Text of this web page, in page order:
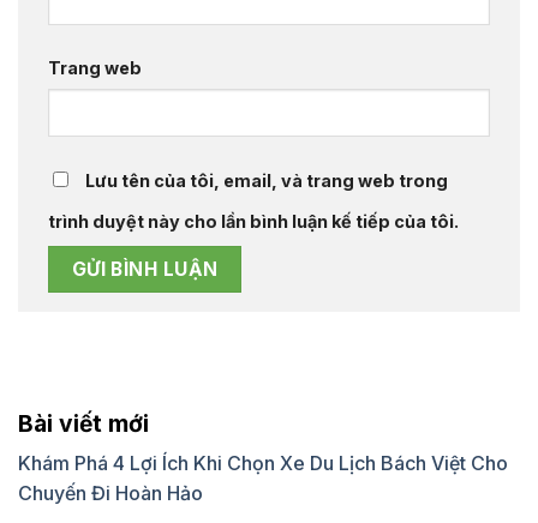
Trang web
Lưu tên của tôi, email, và trang web trong
trình duyệt này cho lần bình luận kế tiếp của tôi.
Bài viết mới
Khám Phá 4 Lợi Ích Khi Chọn Xe Du Lịch Bách Việt Cho
Chuyến Đi Hoàn Hảo